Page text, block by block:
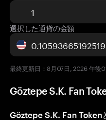
選択した通貨の金額
最終更新日：8月07日, 2026 午後
Göztepe S.K. Fan
Göztepe S.K. Fan Token